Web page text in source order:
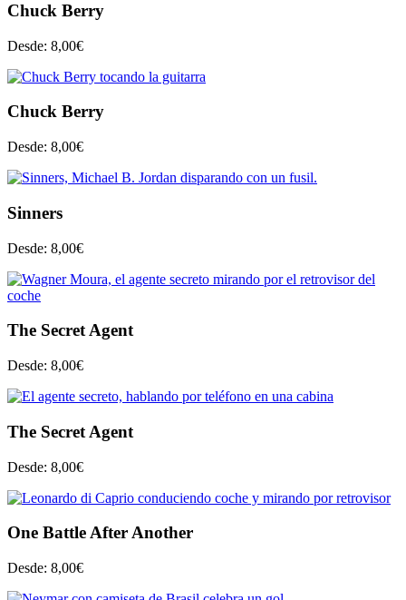
Chuck Berry
Desde: 8,00€
Chuck Berry
Desde: 8,00€
Sinners
Desde: 8,00€
The Secret Agent
Desde: 8,00€
The Secret Agent
Desde: 8,00€
One Battle After Another
Desde: 8,00€